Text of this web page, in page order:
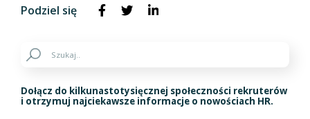
Podziel się
Dołącz do kilkunastotysięcznej społeczności rekruterów
i otrzymuj najciekawsze informacje o nowościach HR.